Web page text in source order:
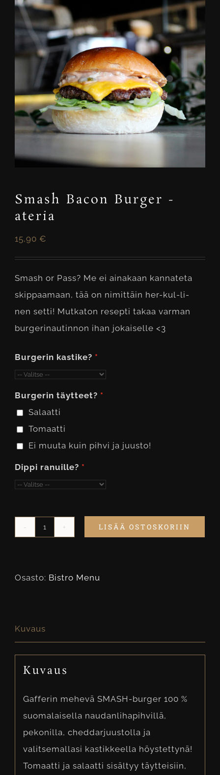
Smash Bacon Burger -
ateria
15,90 €
Smash or Pass? Me ei ainakaan kannateta
skippaamaan, tää on nimittäin her-kul-li-
nen setti! Mutkaton resepti takaa varman
burgerinautinnon ihan jokaiselle <3
Burgerin kastike?
Burgerin täytteet?
Salaatti
Tomaatti
Ei muuta kuin pihvi ja juusto!
Dippi ranuille?
Smash
LISÄÄ OSTOSKORIIN
Osasto: Bistro Menu
Kuvaus
Kuvaus
Gafferin mehevä SMASH-burger 100 %
suomalaisella naudanlihapihvillä,
pekonilla, cheddarjuustolla ja
valitsemallasi kastikkeella höystettynä!
Tomaatti ja salaatti sisältyy täytteisiin,